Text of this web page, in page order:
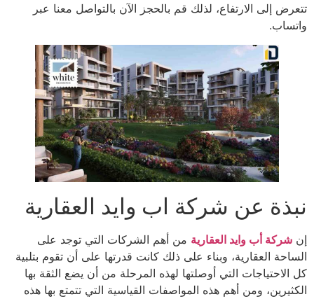
تتعرض إلى الارتفاع، لذلك قم بالحجز الآن بالتواصل معنا عبر
واتساب.
نبذة عن شركة اب وايد العقارية
إن شركة أب وايد العقارية من أهم الشركات التي توجد على
الساحة العقارية، وبناء على ذلك كانت قدرتها على أن تقوم بتلبية
كل الاحتياجات التي أوصلتها لهذه المرحلة من أن يضع الثقة بها
الكثيرين، ومن أهم هذه المواصفات القياسية التي تتمتع بها هذه